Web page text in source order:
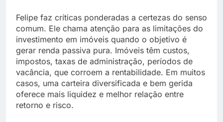
Felipe faz críticas ponderadas a certezas do senso
comum. Ele chama atenção para as limitações do
investimento em imóveis quando o objetivo é
gerar renda passiva pura. Imóveis têm custos,
impostos, taxas de administração, períodos de
vacância, que corroem a rentabilidade. Em muitos
casos, uma carteira diversificada e bem gerida
oferece mais liquidez e melhor relação entre
retorno e risco.